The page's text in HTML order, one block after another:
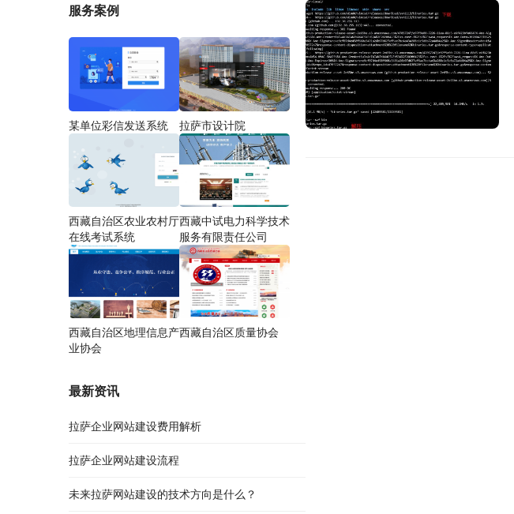
服务案例
某单位彩信发送系统 拉萨市设计院
西藏自治区农业农村厅
在线考试系统
西藏中试电力科学技术
服务有限责任公司
西藏自治区地理信息产
业协会
西藏自治区质量协会
最新资讯
拉萨企业网站建设费用解析
拉萨企业网站建设流程
未来拉萨网站建设的技术方向是什么？